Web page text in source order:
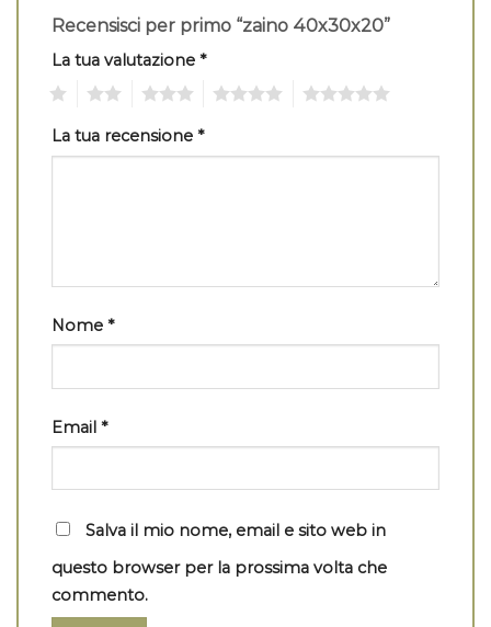
Recensisci per primo “zaino 40x30x20”
La tua valutazione *
La tua recensione *
Nome *
Email *
Salva il mio nome, email e sito web in
questo browser per la prossima volta che
commento.